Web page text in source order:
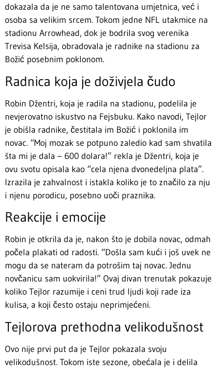
dokazala da je ne samo talentovana umjetnica, već i
osoba sa velikim srcem. Tokom jedne NFL utakmice na
stadionu Arrowhead, dok je bodrila svog verenika
Trevisa Kelsija, obradovala je radnike na stadionu za
Božić posebnim poklonom.
Radnica koja je doživjela čudo
Robin Džentri, koja je radila na stadionu, podelila je
nevjerovatno iskustvo na Fejsbuku. Kako navodi, Tejlor
je obišla radnike, čestitala im Božić i poklonila im
novac. “Moj mozak se potpuno zaledio kad sam shvatila
šta mi je dala – 600 dolara!” rekla je Džentri, koja je
ovu svotu opisala kao “cela njena dvonedeljna plata”.
Izrazila je zahvalnost i istakla koliko je to značilo za nju
i njenu porodicu, posebno uoči praznika.
Reakcije i emocije
Robin je otkrila da je, nakon što je dobila novac, odmah
počela plakati od radosti. “Došla sam kući i još uvek ne
mogu da se nateram da potrošim taj novac. Jednu
novčanicu sam uokvirila!” Ovaj divan trenutak pokazuje
koliko Tejlor razumije i ceni trud ljudi koji rade iza
kulisa, a koji često ostaju neprimjećeni.
Tejlorova prethodna velikodušnost
Ovo nije prvi put da je Tejlor pokazala svoju
velikodušnost. Tokom iste sezone, obećala je i delila